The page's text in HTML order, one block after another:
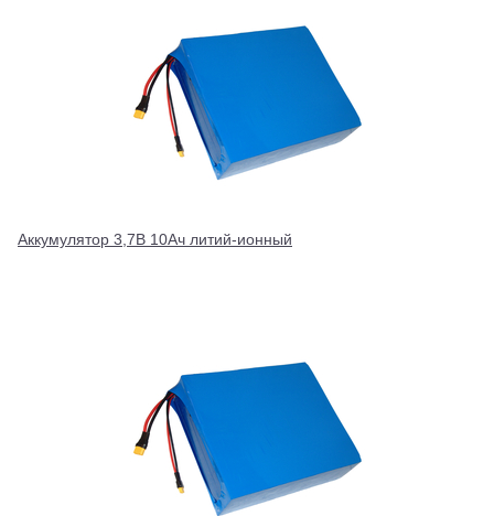
Аккумулятор 3,7В 10Ач литий-ионный